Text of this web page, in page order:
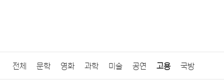
전체 문학 영화 과학 미술 공연 고용 국방